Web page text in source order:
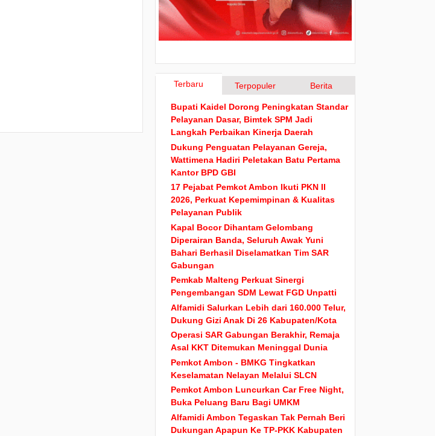
Terbaru Terpopuler Berita
Bupati Kaidel Dorong Peningkatan Standar
Pelayanan Dasar, Bimtek SPM Jadi
Langkah Perbaikan Kinerja Daerah
Dukung Penguatan Pelayanan Gereja,
Wattimena Hadiri Peletakan Batu Pertama
Kantor BPD GBI
17 Pejabat Pemkot Ambon Ikuti PKN II
2026, Perkuat Kepemimpinan & Kualitas
Pelayanan Publik
Kapal Bocor Dihantam Gelombang
Diperairan Banda, Seluruh Awak Yuni
Bahari Berhasil Diselamatkan Tim SAR
Gabungan
Pemkab Malteng Perkuat Sinergi
Pengembangan SDM Lewat FGD Unpatti
Alfamidi Salurkan Lebih dari 160.000 Telur,
Dukung Gizi Anak Di 26 Kabupaten/Kota
Operasi SAR Gabungan Berakhir, Remaja
Asal KKT Ditemukan Meninggal Dunia
Pemkot Ambon - BMKG Tingkatkan
Keselamatan Nelayan Melalui SLCN
Pemkot Ambon Luncurkan Car Free Night,
Buka Peluang Baru Bagi UMKM
Alfamidi Ambon Tegaskan Tak Pernah Beri
Dukungan Apapun Ke TP-PKK Kabupaten